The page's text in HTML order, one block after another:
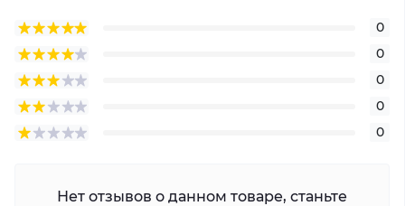
0
0
0
0
0
Нет отзывов о данном товаре, станьте